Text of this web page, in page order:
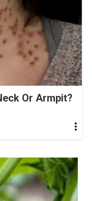
Or Armpit?